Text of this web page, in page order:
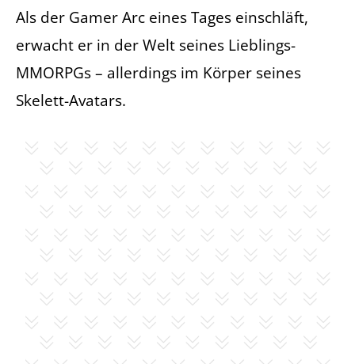
Als der Gamer Arc eines Tages einschläft,
erwacht er in der Welt seines Lieblings-
MMORPGs – allerdings im Körper seines
Skelett-Avatars.